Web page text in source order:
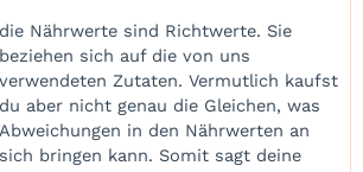
die Nährwerte sind Richtwerte. Sie
beziehen sich auf die von uns
verwendeten Zutaten. Vermutlich kaufst
du aber nicht genau die Gleichen, was
Abweichungen in den Nährwerten an
sich bringen kann. Somit sagt deine